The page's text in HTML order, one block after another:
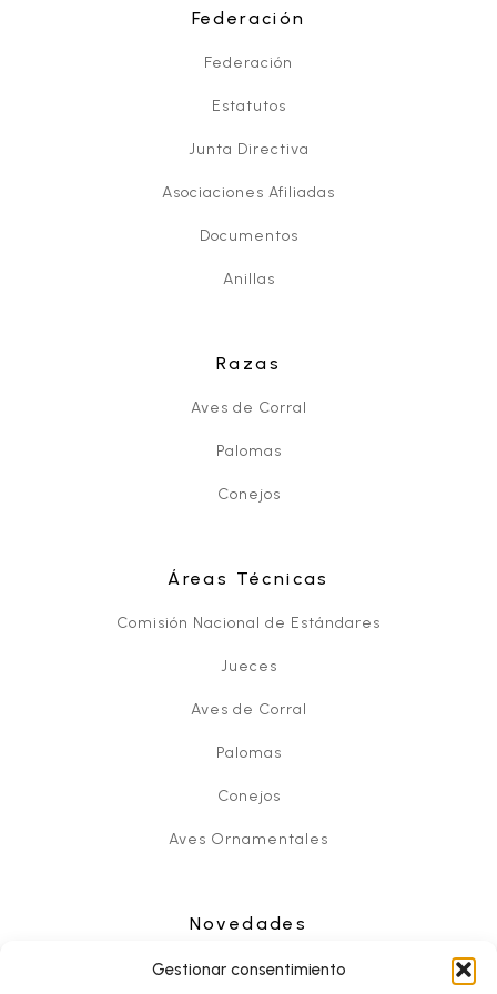
Gestionar consentimiento
Federación
Federación
Estatutos
Junta Directiva
Asociaciones Afiliadas
Documentos
Anillas
Razas
Aves de Corral
Palomas
Conejos
Áreas Técnicas
Comisión Nacional de Estándares
Jueces
Aves de Corral
Palomas
Conejos
Aves Ornamentales
Novedades
Noticias